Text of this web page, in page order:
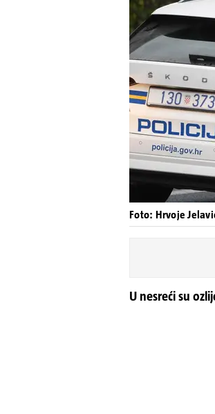
Foto: Hrvoje
U nesreći su